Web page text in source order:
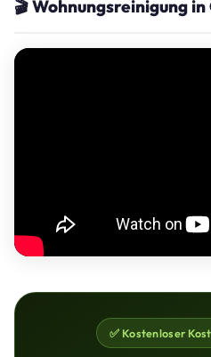
🎬 Wohnungsreinigung
✅ Kostenloser